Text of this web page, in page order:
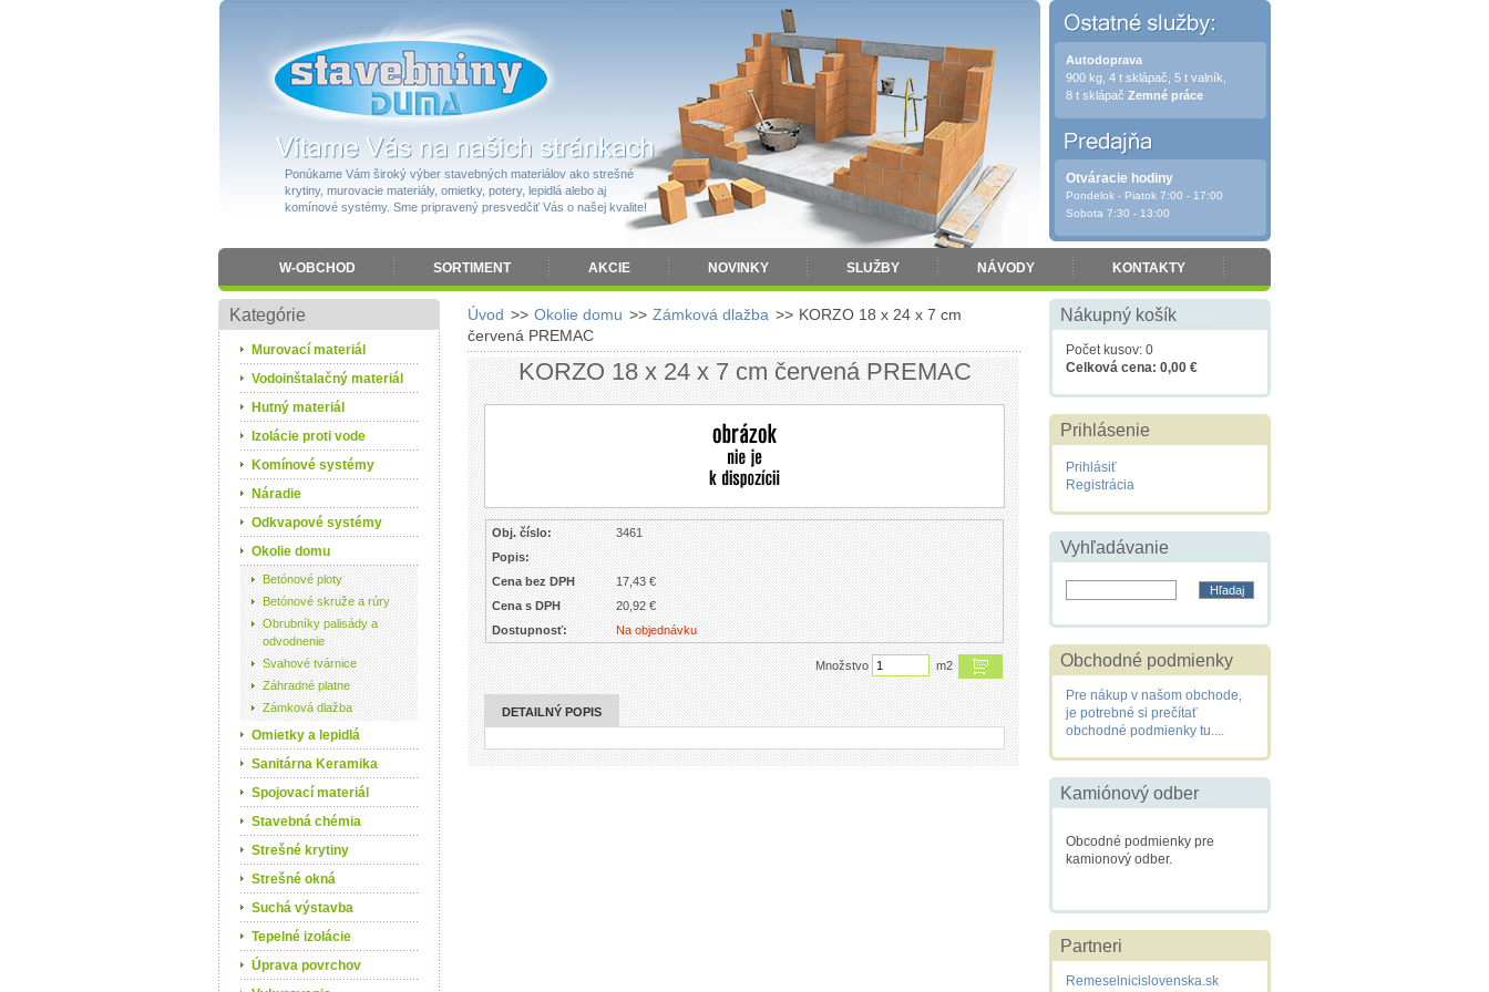
Ponúkame Vám široký výber stavebných materiálov ako strešné
krytiny, murovacie materiály, omietky, potery, lepidlá alebo aj
komínové systémy. Sme pripravený presvedčiť Vás o našej kvalite!
W-OBCHOD SORTIMENT AKCIE NOVINKY SLUŽBY NÁVODY KONTAKTY
Autodoprava
900 kg, 4 t sklápač, 5 t valník,
8 t sklápač Zemné práce
Otváracie hodiny
Pondelok - Piatok 7:00 - 17:00
Sobota 7:30 - 13:00
Úvod >> Okolie domu >> Zámková dlažba >> KORZO 18 x 24 x 7 cm
červená PREMAC
KORZO 18 x 24 x 7 cm červená PREMAC
Obj. číslo:
3461
Popis:
Cena bez DPH
17,43 €
Cena s DPH
20,92 €
Dostupnosť:
Na objednávku
Množstvo m2
DETAILNÝ POPIS
Kategórie
Murovací materiál
Vodoinštalačný materiál
Hutný materiál
Izolácie proti vode
Komínové systémy
Náradie
Odkvapové systémy
Okolie domu
Betónové ploty
Betónové skruže a rúry
Obrubníky palisády a
odvodnenie
Svahové tvárnice
Záhradné platne
Zámková dlažba
Omietky a lepidlá
Sanitárna Keramika
Spojovací materiál
Stavebná chémia
Strešné krytiny
Strešné okná
Suchá výstavba
Tepelné izolácie
Úprava povrchov
Nákupný košík
Počet kusov: 0
Celková cena: 0,00 €
Prihlásenie
Prihlásiť
Registrácia
Vyhľadávanie
Obchodné podmienky
Pre nákup v našom obchode,
je potrebné si prečítať
obchodné podmienky tu....
Kamiónový odber
Obcodné podmienky pre
kamionový odber.
Partneri
Remeselnicislovenska.sk